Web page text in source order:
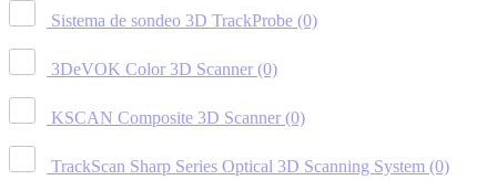
Sistema de sondeo 3D TrackProbe (0)
3DeVOK Color 3D Scanner (0)
KSCAN Composite 3D Scanner (0)
TrackScan Sharp Series Optical 3D Scanning System (0)